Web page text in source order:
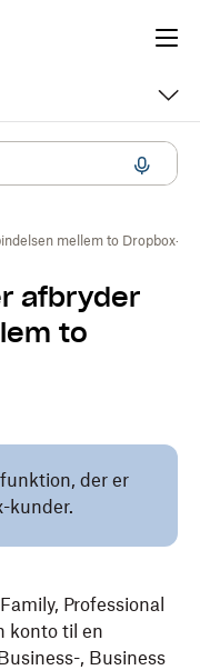
mellem to Dropbox-
afbryder
to
der er
kunder.
Professional
konto til en
, Business